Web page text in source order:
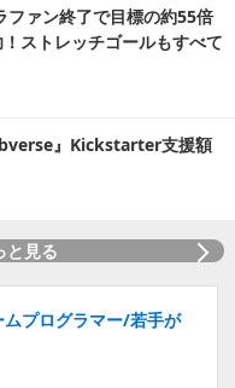
ファン終了で目標の約55倍
ストレッチゴールもすべて
』Kickstarter支援額
と見る
プログラマー/若手が